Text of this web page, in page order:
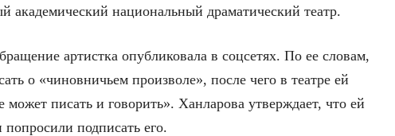
академический национальный драматический театр.
артистка опубликовала в соцсетях. По ее словам,
о «чиновничьем произволе», после чего в театре ей
может писать и говорить». Ханларова утверждает, что ей
попросили подписать его.